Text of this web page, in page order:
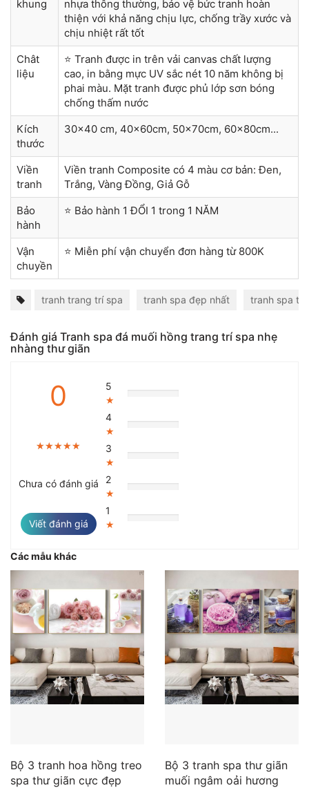
khung
nhựa thông thường, bảo vệ bức tranh hoàn
thiện với khả năng chịu lực, chống trầy xước và
chịu nhiệt rất tốt
Chât
liệu
⭐ Tranh được in trên vải canvas chất lượng
cao, in bằng mực UV sắc nét 10 năm không bị
phai màu. Mặt tranh được phủ lớp sơn bóng
chống thấm nước
Kích
thước
30x40 cm, 40x60cm, 50x70cm, 60x80cm...
Viền
tranh
Viền tranh Composite có 4 màu cơ bản: Đen,
Trắng, Vàng Đồng, Giả Gỗ
Bảo
hành
⭐ Bảo hành 1 ĐỔI 1 trong 1 NĂM
Vận
chuyền
⭐ Miễn phí vận chuyển đơn hàng từ 800K
tranh trang trí spa tranh spa đẹp nhất tranh spa
Đánh giá Tranh spa đá muối hồng trang trí spa nhẹ
nhàng thư giãn
0
★★★★★
★★★★★
★★★★★
Chưa có đánh giá
Viết đánh giá
5
★
4
★
3
★
2
★
1
★
Các mẫu khác
Bộ 3 tranh hoa hồng treo
spa thư giãn cực đẹp
Bộ 3 tranh spa thư giãn
muối ngâm oải hương